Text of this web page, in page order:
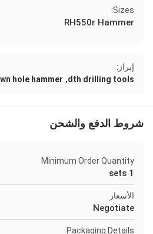
Sizes:
RH550r Hammer
إبراز:
dth drilling tools
,
hole hammer
شروط الدفع والشحن
Minimum Order Quantity
1 sets
الأسعار
Negotiate
Packaging Details